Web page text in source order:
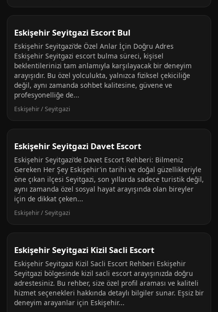
Eskişehir Seyitgazi Escort Bul
Eskişehir Seyitgazi’de Özel Anlar İçin Doğru Adres
Eskişehir Seyitgazi escort bulma süreci, kişisel
beklentilerinizi tam anlamıyla karşılayacak bir deneyim
arayışıdır. Bu özel yolculukta, yalnızca fiziksel çekiciliğe
değil, aynı zamanda sohbet kalitesine, güvene ve
profesyonelliğe de...
Eskişehir / Seyitgazi
Eskişehir Seyitgazi Davet Escort
Eskişehir Seyitgazi’de Davet Escort Rehberi: Bilmeniz
Gereken Her Şey Eskişehir’in tarihi ve doğal güzellikleriyle
öne çıkan ilçesi Seyitgazi, son yıllarda sadece turistik değil,
aynı zamanda özel sosyal hayat arayışında olan bireyler
için de dikkat çeken...
Eskişehir / Seyitgazi
Eskişehir Seyitgazi Kizil Sacli Escort
Eskişehir Seyitgazi Kizil Sacli Escort Rehberi Eskişehir
Seyitgazi bölgesinde kizil sacli escort arayışınızda doğru
adrestesiniz. Bu rehber, size özel profil araması ve kaliteli
hizmet seçenekleri hakkında detaylı bilgiler sunar. Eşsiz bir
deneyim arayanlar için Eskişehir...